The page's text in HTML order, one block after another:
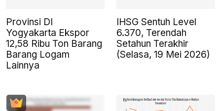
Provinsi DI
Yogyakarta Ekspor
12,58 Ribu Ton Barang
Barang Logam
Lainnya
IHSG Sentuh Level
6.370, Terendah
Setahun Terakhir
(Selasa, 19 Mei 2026)